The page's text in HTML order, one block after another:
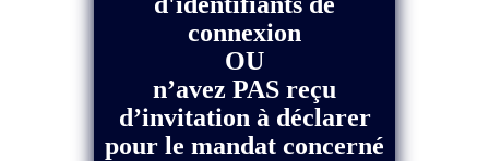
connexion
OU
n’avez PAS reçu
d’invitation à déclarer
pour le mandat concerné